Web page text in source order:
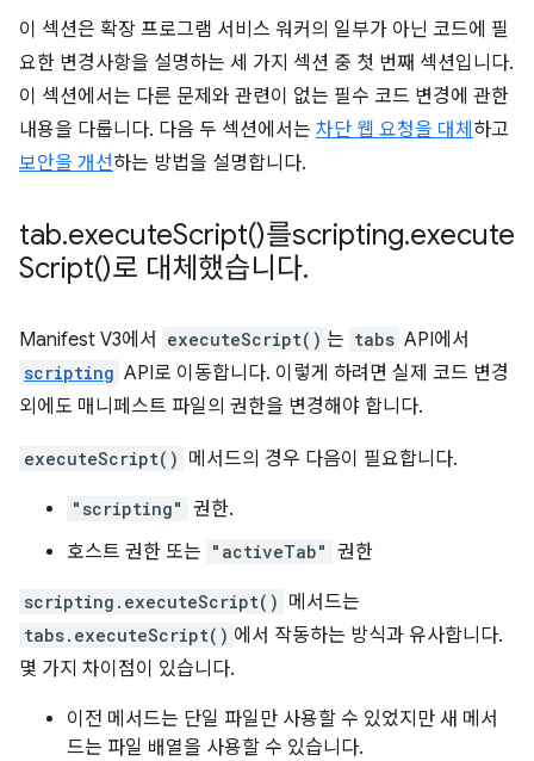
이 섹션은 확장 프로그램 서비스 워커의 일부가 아닌 코드에 필
요한 변경사항을 설명하는 세 가지 섹션 중 첫 번째 섹션입니다.
이 섹션에서는 다른 문제와 관련이 없는 필수 코드 변경에 관한
내용을 다룹니다. 다음 두 섹션에서는 차단 웹 요청을 대체 하고
보안을 개선하는 방법을 설명합니다.
tab.executeScript()를scripting.execute
Script()로 대체했습니다.
Manifest V3에서 executeScript() 는 tabs API에서
scripting API로 이동합니다. 이렇게 하려면 실제 코드 변경
외에도 매니페스트 파일의 권한을 변경해야 합니다.
executeScript() 메서드의 경우 다음이 필요합니다.
"scripting" 권한.
호스트 권한 또는 "activeTab" 권한
scripting.executeScript() 메서드는
tabs.executeScript() 에서 작동하는 방식과 유사합니다.
몇 가지 차이점이 있습니다.
이전 메서드는 단일 파일만 사용할 수 있었지만 새 메서
드는 파일 배열을 사용할 수 있습니다.